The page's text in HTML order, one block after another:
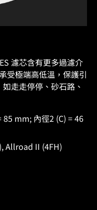
濾芯含有更多過濾介
受極端高低溫，保護引
走走停停、砂石路、
mm; 內徑2 (C) = 46
Allroad II (4FH)